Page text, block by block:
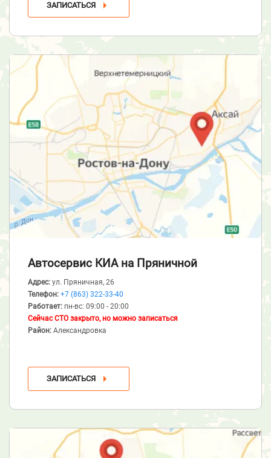
ЗАПИСАТЬСЯ
Автосервис КИА на Пряничной
Адрес: ул. Пряничная, 26
Телефон: +7 (863) 322-33-40
Работает: пн-вс: 09:00 - 20:00
Сейчас СТО закрыто, но можно записаться
Район: Александровка
ЗАПИСАТЬСЯ